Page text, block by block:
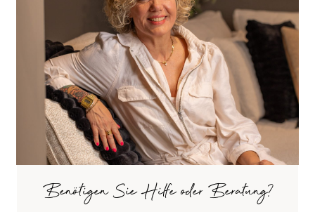
Benötigen Sie Hilfe oder Beratung?